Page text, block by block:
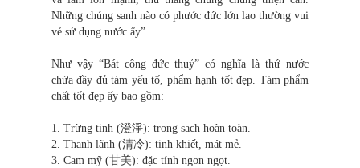
Những chúng sanh nào có phước đức lớn lao thường vui
vẻ sử dụng nước ấy”.
Như vậy “Bát công đức thuỷ” có nghĩa là thứ nước
chứa đầy đủ tám yếu tố, phẩm hạnh tốt đẹp. Tám phẩm
chất tốt đẹp ấy bao gồm:
1. Trừng tịnh (澄淨): trong sạch hoàn toàn.
2. Thanh lãnh (清冷): tinh khiết, mát mẻ.
3. Cam mỹ (甘美): đặc tính ngon ngọt.